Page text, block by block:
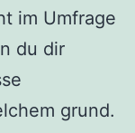
im Umfrage
du dir
grund.